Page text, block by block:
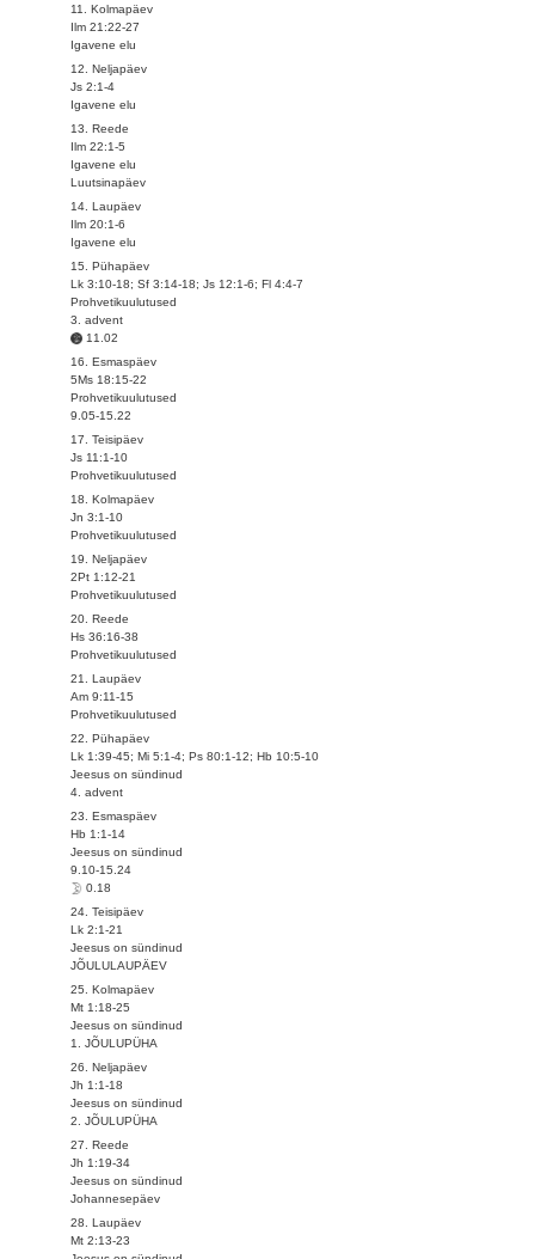
11. Kolmapäev
Ilm 21:22-27
Igavene elu
12. Neljapäev
Js 2:1-4
Igavene elu
13. Reede
Ilm 22:1-5
Igavene elu
Luutsinapäev
14. Laupäev
Ilm 20:1-6
Igavene elu
15. Pühapäev
Lk 3:10-18; Sf 3:14-18; Js 12:1-6; Fl 4:4-7
Prohvetikuulutused
3. advent
11.02
16. Esmaspäev
5Ms 18:15-22
Prohvetikuulutused
9.05-15.22
17. Teisipäev
Js 11:1-10
Prohvetikuulutused
18. Kolmapäev
Jn 3:1-10
Prohvetikuulutused
19. Neljapäev
2Pt 1:12-21
Prohvetikuulutused
20. Reede
Hs 36:16-38
Prohvetikuulutused
21. Laupäev
Am 9:11-15
Prohvetikuulutused
22. Pühapäev
Lk 1:39-45; Mi 5:1-4; Ps 80:1-12; Hb 10:5-10
Jeesus on sündinud
4. advent
23. Esmaspäev
Hb 1:1-14
Jeesus on sündinud
9.10-15.24
0.18
24. Teisipäev
Lk 2:1-21
Jeesus on sündinud
JÕULULAUPÄEV
25. Kolmapäev
Mt 1:18-25
Jeesus on sündinud
1. JÕULUPÜHA
26. Neljapäev
Jh 1:1-18
Jeesus on sündinud
2. JÕULUPÜHA
27. Reede
Jh 1:19-34
Jeesus on sündinud
Johannesepäev
28. Laupäev
Mt 2:13-23